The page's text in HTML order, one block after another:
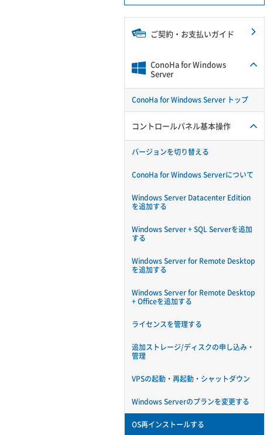
ご契約・お支払いガイド
ConoHa for Windows
Server
ConoHa for Windows Server トップ
コントロールパネル基本操作
バージョンを切り替える
ConoHa for Windows Serverについて
Windows Server Datacenter Edition
を追加する
Windows Server + SQL Serverを追加
する
Windows Server for Remote Desktop
を追加する
Windows Server for Remote Desktop
+ Officeを追加する
ライセンスを管理する
追加ストレージ/ディスクの申し込み・
管理
VPSの起動・再起動・シャットダウン
Windows Serverのプランを変更する
OS再インストールする